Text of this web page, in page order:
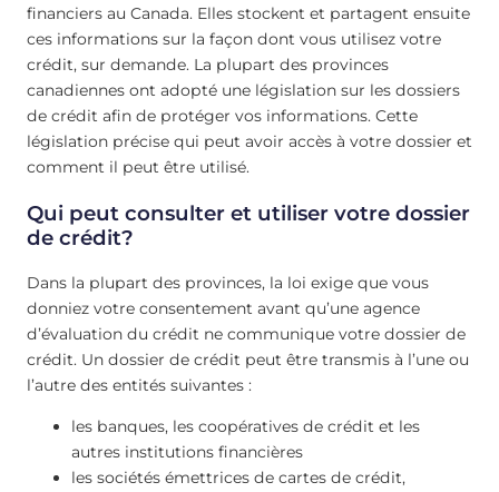
financiers au Canada. Elles stockent et partagent ensuite
ces informations sur la façon dont vous utilisez votre
crédit, sur demande. La plupart des provinces
canadiennes ont adopté une législation sur les dossiers
de crédit afin de protéger vos informations. Cette
législation précise qui peut avoir accès à votre dossier et
comment il peut être utilisé.
Qui peut consulter et utiliser votre dossier
de crédit?
Dans la plupart des provinces, la loi exige que vous
donniez votre consentement avant qu’une agence
d’évaluation du crédit ne communique votre dossier de
crédit. Un dossier de crédit peut être transmis à l’une ou
l’autre des entités suivantes :
les banques, les coopératives de crédit et les
autres institutions financières
les sociétés émettrices de cartes de crédit,